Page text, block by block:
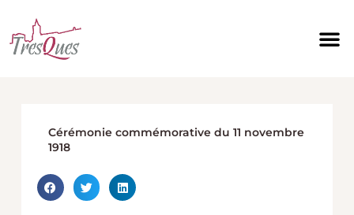
contenu
Cérémonie commémorative du 11 novembre
1918